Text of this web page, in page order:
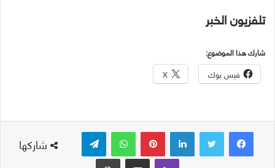
تلفزيون الخبر
شارك هذا الموضوع:
فيس بوك X
شاركها
لينكدإن بينتيريست واتساب
ڤايبر
مشاركة عبر البريد طباعة